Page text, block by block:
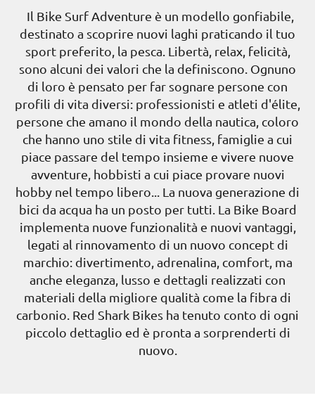
Il Bike Surf Adventure è un modello gonfiabile,
destinato a scoprire nuovi laghi praticando il tuo
sport preferito, la pesca. Libertà, relax, felicità,
sono alcuni dei valori che la definiscono. Ognuno
di loro è pensato per far sognare persone con
profili di vita diversi: professionisti e atleti d'élite,
persone che amano il mondo della nautica, coloro
che hanno uno stile di vita fitness, famiglie a cui
piace passare del tempo insieme e vivere nuove
avventure, hobbisti a cui piace provare nuovi
hobby nel tempo libero... La nuova generazione di
bici da acqua ha un posto per tutti. La Bike Board
implementa nuove funzionalità e nuovi vantaggi,
legati al rinnovamento di un nuovo concept di
marchio: divertimento, adrenalina, comfort, ma
anche eleganza, lusso e dettagli realizzati con
materiali della migliore qualità come la fibra di
carbonio. Red Shark Bikes ha tenuto conto di ogni
piccolo dettaglio ed è pronta a sorprenderti di
nuovo.